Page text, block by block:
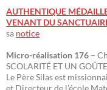
AUTHENTIQUE
VENANT DU
sa notice
Micro-réalisation 176 –
SCOLARITÉ ET UN
Le Père Silas est
et Directeur de l’école